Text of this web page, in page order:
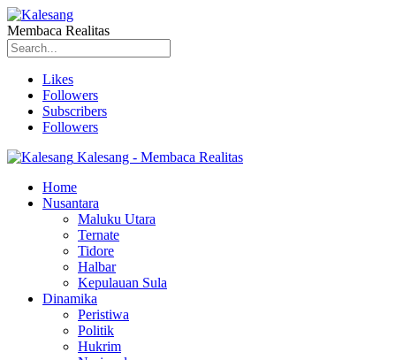
Membaca Realitas
Likes
Followers
Subscribers
Followers
Kalesang - Membaca Realitas
Home
Nusantara
Maluku Utara
Ternate
Tidore
Halbar
Kepulauan Sula
Dinamika
Peristiwa
Politik
Hukrim